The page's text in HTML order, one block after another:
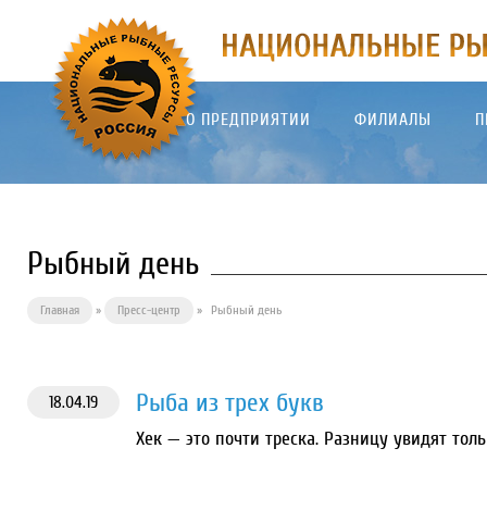
О ПРЕДПРИЯТИИ ФИЛИАЛЫ
Рыбный день
Главная » Пресс-центр » Рыбный день
18.04.19 Рыба из трех букв
Хек — это почти треска. Разницу увидят